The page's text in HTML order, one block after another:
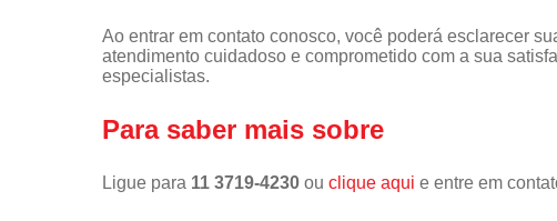
Ao entrar em contato conosco, você poderá esclarecer
atendimento cuidadoso e comprometido com a sua
especialistas.
Para saber mais sobre
Ligue para 11 3719-4230 ou clique aqui e entre em